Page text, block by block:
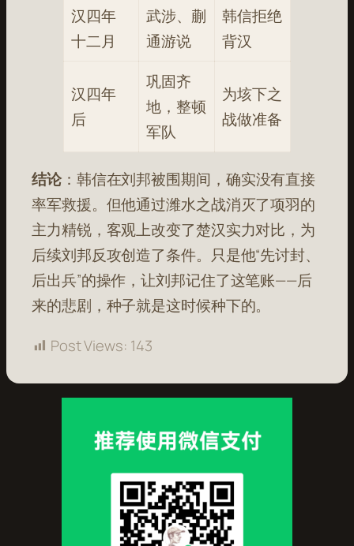
汉四年
十二月
武涉、蒯
通游说
韩信拒绝
背汉
汉四年
后
巩固齐
地，整顿
军队
为垓下之
战做准备
结论：韩信在刘邦被围期间，确实没有直接
率军救援。但他通过潍水之战消灭了项羽的
主力精锐，客观上改变了楚汉实力对比，为
后续刘邦反攻创造了条件。只是他“先讨封、
后出兵”的操作，让刘邦记住了这笔账——后
来的悲剧，种子就是这时候种下的。
Post Views: 143